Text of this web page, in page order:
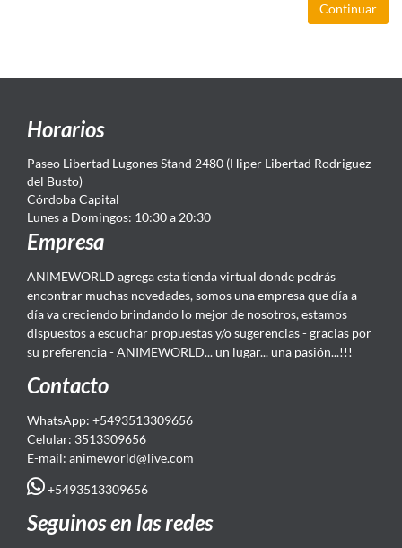
Continuar
Horarios
Paseo Libertad Lugones Stand 2480 (Hiper Libertad Rodriguez
del Busto)
Córdoba Capital
Lunes a Domingos: 10:30 a 20:30
Empresa
ANIMEWORLD agrega esta tienda virtual donde podrás
encontrar muchas novedades, somos una empresa que día a
día va creciendo brindando lo mejor de nosotros, estamos
dispuestos a escuchar propuestas y/o sugerencias - gracias por
su preferencia - ANIMEWORLD... un lugar... una pasión...!!!
Contacto
WhatsApp: +5493513309656
Celular: 3513309656
E-mail: animeworld@live.com
+5493513309656
Seguinos en las redes